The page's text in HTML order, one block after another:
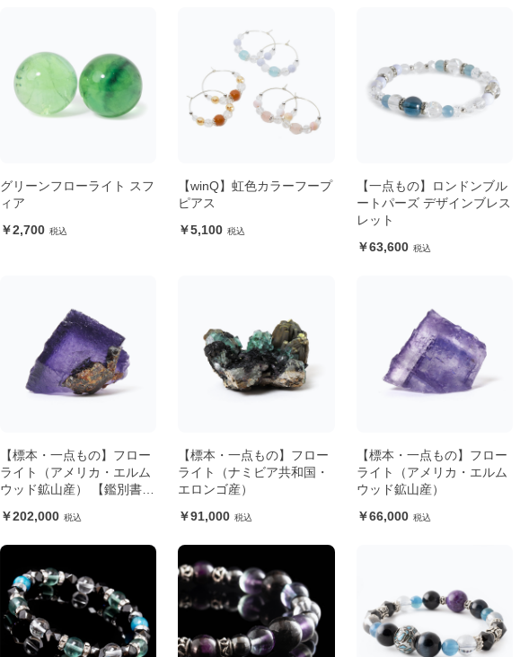
グリーンフローライト スフ
ィア
2,700
【winQ】虹色カラーフープ
ピアス
5,100
【一点もの】ロンドンブル
ートパーズ デザインブレス
レット
63,600
【標本・一点もの】フロー
ライト（アメリカ・エルム
ウッド鉱山産） 【鑑別書付
202,000
【標本・一点もの】フロー
ライト（ナミビア共和国・
エロンゴ産）
91,000
【標本・一点もの】フロー
ライト（アメリカ・エルム
ウッド鉱山産）
66,000